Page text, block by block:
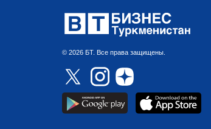
© 2026 БТ. Все права защищены.